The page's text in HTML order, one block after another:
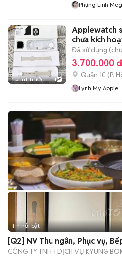
Phụng Linh
1 phút trước 4
Applewatch
chưa kích
Đã sử dụng
3.700.000 đ
Quận 10 (P.
Lynh My Apple
Tin nổi bật
[Q2] NV Thu ngân, Phục vụ,
CÔNG TY TNHH DỊCH VỤ KYUNG